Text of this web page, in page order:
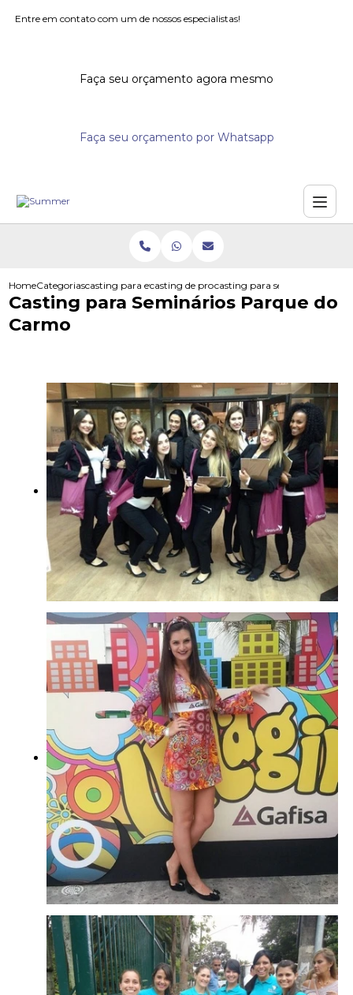
Entre em contato com um de nossos especialistas!
Faça seu orçamento agora mesmo
Faça seu orçamento por Whatsapp
HomeCategoriascasting para eventoscasting de promotores para supermercados
casting para seminarios
Casting para Seminários Parque do
Carmo